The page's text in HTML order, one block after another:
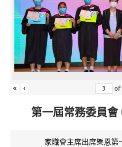
« ‹ of
第一屆常務委員
家職會主席出席樂恩第